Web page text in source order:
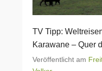
TV Tipp:
Karawane – Quer
Veröffentlicht am